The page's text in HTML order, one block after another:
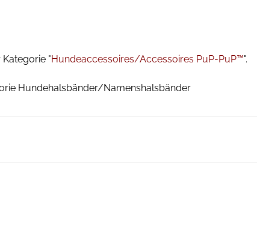
"Hundeaccessoires/Accessoires PuP-PuP™".
Hundehalsbänder/Namenshalsbänder